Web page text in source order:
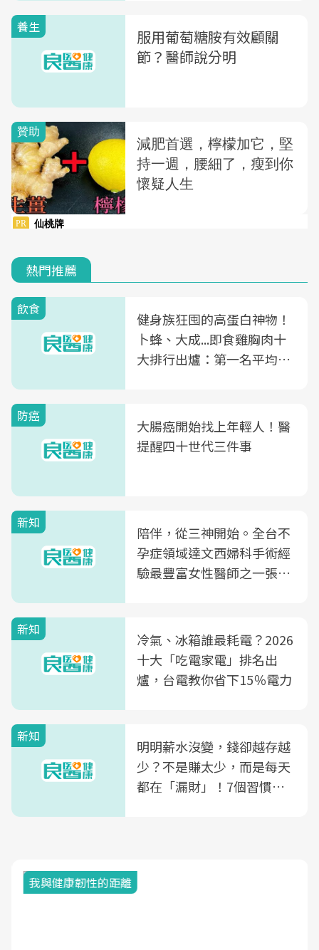
養生
服用葡萄糖胺有效顧關
節？醫師說分明
熱門推薦
飲食
健身族狂囤的高蛋白神物！
卜蜂、大成...即食雞胸肉十
大排行出爐：第一名平均一
防癌
大腸癌開始找上年輕人！醫
提醒四十世代三件事
新知
陪伴，從三神開始。全台不
孕症領域達文西婦科手術經
驗最豐富女性醫師之一張永
光田醫院建構360度女性健
康照護生態圈
新知
冷氣、冰箱誰最耗電？2026
十大「吃電家電」排名出
爐，台電教你省下15％電力
新知
明明薪水沒變，錢卻越存越
少？不是賺太少，而是每天
都在「漏財」！7個習慣一
我與健康韌性的距離